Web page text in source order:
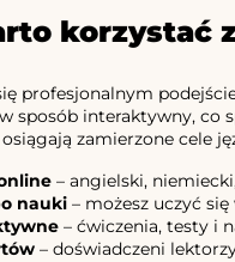
korzystać z
profesjonalnym
sposób interaktywny, co
zamierzone cele
– angielski,
nauki – możesz uczyć
– ćwiczenia, testy i
– doświadczeni